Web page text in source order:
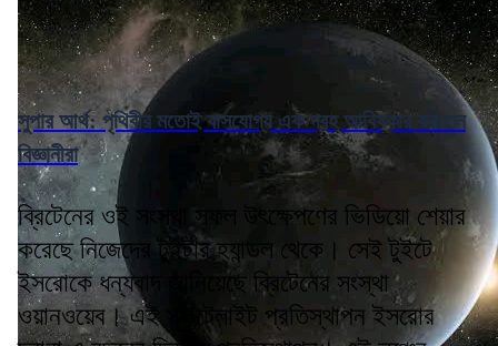
সুপার আর্থ: পৃথিবীর মতোই বাসযোগ্য এক গ্রহ আবিষ্কার করলেন
বিজ্ঞানীরা
ব্রিটেনের ওই সংস্থা সফল উৎক্ষেপণের ভিডিয়ো শেয়ার
করেছে নিজেদের টুইটার হ্যান্ডল থেকে। সেই টুইটে
ইসরোকে ধন্যবাদ জানিয়েছে ব্রিটেনের সংস্থা
ওয়ানওয়েব। এই স্যাটেলাইট প্রতিস্থাপন ইসরোর